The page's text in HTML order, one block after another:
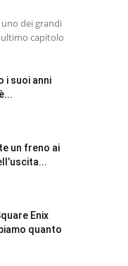
dei grandi
ultimo capitolo
i suoi anni
un freno ai
Enix
quanto